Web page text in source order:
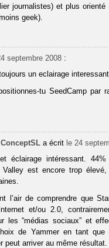
journalistes) et plus orienté
geek).
septembre 2008 :
un eclairage interessant.
tu SeedCamp par
a écrit le 24
éclairage intéressant.
Valley est encore trop
l’air de comprendre que
et/ou 2.0,
les “médias sociaux” et
de Yammer en tant que
peut arriver au même